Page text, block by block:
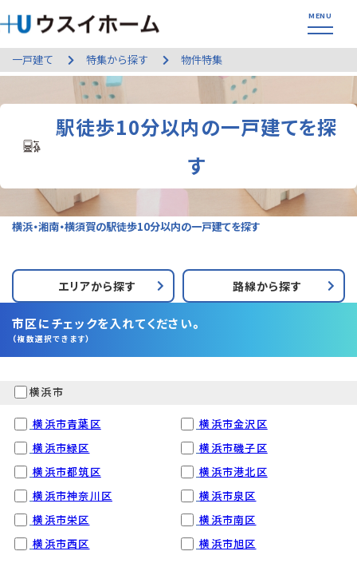
一戸建て 特集から探す 物件特集
駅徒歩10分以内の一戸建てを探
す
横浜・湘南・横須賀の駅徒歩10分以内の一戸建てを探す
エリアから探す 路線から探す
市区にチェックを入れてください。
（複数選択できます）
横浜市
横浜市青葉区
横浜市金沢区
横浜市緑区
横浜市磯子区
横浜市都筑区
横浜市港北区
横浜市神奈川区
横浜市泉区
横浜市栄区
横浜市南区
横浜市西区
横浜市旭区